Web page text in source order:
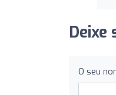
Deixe
O seu